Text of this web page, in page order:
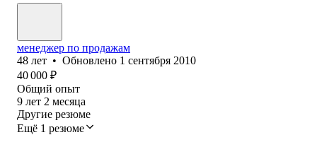
менеджер по продажам
48 лет • Обновлено 1 сентября 2010
40 000 ₽
Общий опыт
9 лет 2 месяца
Другие резюме
Ещё 1 резюме